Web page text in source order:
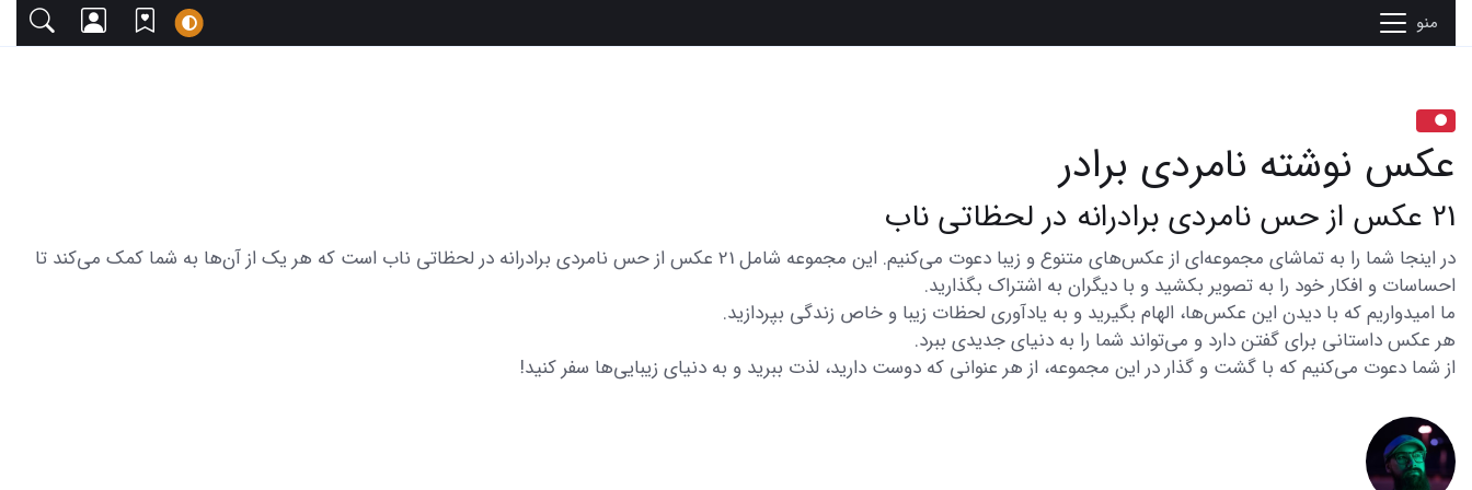
منو
عکس نوشته نامردی برادر
21 عکس از حس نامردی برادرانه در لحظاتی ناب
در اینجا شما را به تماشای مجموعه‌ای از عکس‌های متنوع و زیبا دعوت می‌کنیم. این مجموعه شامل 21 عکس از حس نامردی برادرانه در لحظاتی ناب است که هر یک از آن‌ها به شما کمک می‌کند تا
احساسات و افکار خود را به تصویر بکشید و با دیگران به اشتراک بگذارید.
ما امیدواریم که با دیدن این عکس‌ها، الهام بگیرید و به یادآوری لحظات زیبا و خاص زندگی بپردازید.
هر عکس داستانی برای گفتن دارد و می‌تواند شما را به دنیای جدیدی ببرد.
از شما دعوت می‌کنیم که با گشت و گذار در این مجموعه، از هر عنوانی که دوست دارید، لذت ببرید و به دنیای زیبایی‌ها سفر کنید!